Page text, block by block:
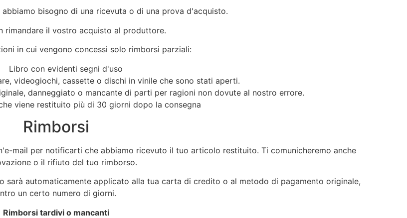
bisogno di una ricevuta o di una prova d'acquisto.
rimandare il vostro acquisto al produttore.
in cui vengono concessi solo rimborsi parziali:
Libro con evidenti segni d'uso
videogiochi, cassette o dischi in vinile che sono stati aperti.
danneggiato o mancante di parti per ragioni non dovute al nostro errore.
viene restituito più di 30 giorni dopo la consegna
Rimborsi
mail per notificarti che abbiamo ricevuto il tuo articolo restituito. Ti comunicheremo anche
o il rifiuto del tuo rimborso.
automaticamente applicato alla tua carta di credito o al metodo di pagamento originale,
un certo numero di giorni.
Rimborsi tardivi o mancanti